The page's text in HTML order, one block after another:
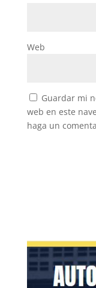
Web
Guardar mi
web en este
haga un